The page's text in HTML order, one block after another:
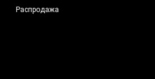
Распродажа